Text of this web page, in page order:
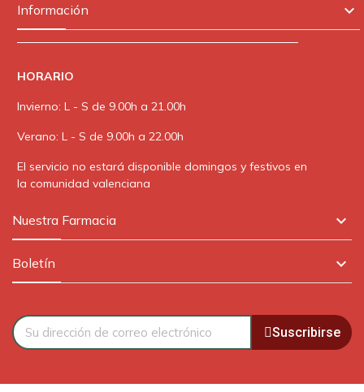
Información 
HORARIO
Invierno: L - S de 9.00h a 21.00h
Verano: L - S de 9.00h a 22.00h
El servicio no estará disponible domingos y festivos en
la comunidad valenciana
Nuestra Farmacia 
Boletín 
Suscribirse